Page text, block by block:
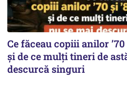
Ce făceau copiii anilor
și de ce mulți tineri de
descurcă singuri